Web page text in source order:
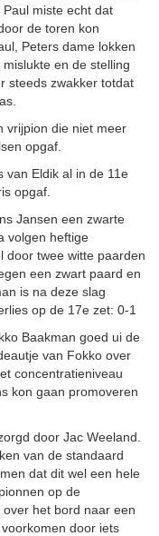
miste echt dat
de toren kon
Peters dame lokken
en de stelling
steeds zwakker totdat
vrijpion die niet meer
opgaf.
van Eldik al in de 11e
opgaf.
Jansen een zwarte
volgen heftige
door twee witte paarden
een zwart paard en
is na deze slag
op de 17e zet: 0-1
Baakman goed ui de
van Fokko over
concentratieniveau
kon gaan promoveren
door Jac Weeland.
van de standaard
dat dit wel een hele
op de
het bord naar een
door iets